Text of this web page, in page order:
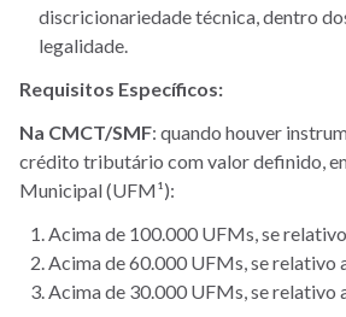
discricionariedade técnica, dentro
legalidade.
Requisitos Específicos:
Na CMCT/SMF: quando houver
crédito tributário com valor definido,
Municipal (UFM¹):
Acima de 100.000 UFMs, se
Acima de 60.000 UFMs, se relativo
Acima de 30.000 UFMs, se relativo